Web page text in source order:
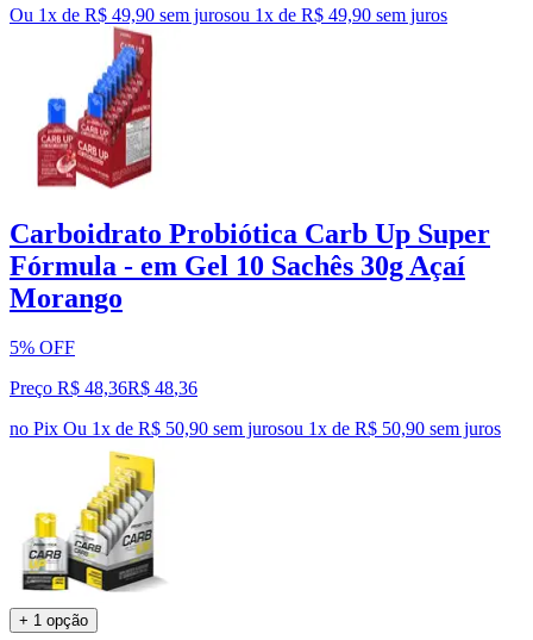
Ou 1x de R$ 49,90 sem jurosou 1x de R$ 49,90 sem juros
Carboidrato Probiótica Carb Up Super
Fórmula - em Gel 10 Sachês 30g Açaí
Morango
5% OFF
Preço R$ 48,36R$ 48,36
no Pix Ou 1x de R$ 50,90 sem jurosou 1x de R$ 50,90 sem juros
+ 1 opção